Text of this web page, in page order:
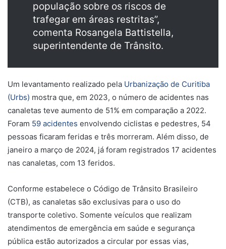
população sobre os riscos de
trafegar em áreas restritas”,
comenta Rosangela Battistella,
superintendente de Trânsito.
Um levantamento realizado pela Urbanização de Curitiba
(Urbs) mostra que, em 2023, o número de acidentes nas
canaletas teve aumento de 51% em comparação a 2022.
Foram 59 acidentes envolvendo ciclistas e pedestres, 54
pessoas ficaram feridas e três morreram. Além disso, de
janeiro a março de 2024, já foram registrados 17 acidentes
nas canaletas, com 13 feridos.
Conforme estabelece o Código de Trânsito Brasileiro
(CTB), as canaletas são exclusivas para o uso do
transporte coletivo. Somente veículos que realizam
atendimentos de emergência em saúde e segurança
pública estão autorizados a circular por essas vias,